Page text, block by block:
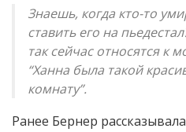
Знаешь, когда кто-то
ставить его на
так сейчас относятся к
“Ханна была такой
комнату”.
Ранее Бернер